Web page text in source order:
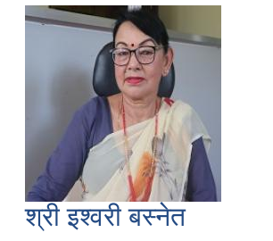
श्री इश्वरी बस्नेत